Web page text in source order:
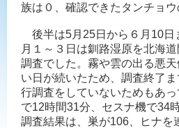
族は０、確認できたタンチョウ
後半は5月25日から６月10日
月１～３日は釧路湿原を北海
調査でした。霧や雲の出る悪
い日が続いたため、調査終了
行調査をしていないためもあ
で12時間31分、セスナ機で34
調査結果は、巣が106、ヒナを